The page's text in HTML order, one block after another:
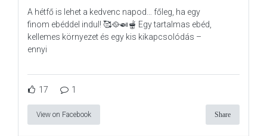
A hétfő is lehet a kedvenc napod… főleg, ha egy
finom ebéddel indul! 🥰🥘🍛🫕 Egy tartalmas ebéd,
kellemes környezet és egy kis kikapcsolódás –
ennyi
17 1
View on Facebook Share